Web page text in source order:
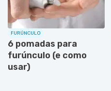
FURÚNCULO
6 pomadas para
furúnculo (e como
usar)